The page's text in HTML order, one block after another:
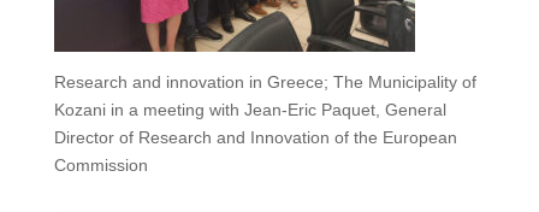
Research and innovation in Greece; The Municipality of
Kozani in a meeting with Jean-Eric Paquet, General
Director of Research and Innovation of the European
Commission